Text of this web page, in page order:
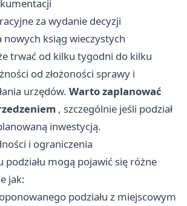
za wydanie decyzji
nowych ksiąg wieczystych
trwać od kilku tygodni do kilku
od złożoności sprawy i
urzędów. Warto zaplanować
, szczególnie jeśli podział
inwestycją.
i ograniczenia
podziału mogą pojawić się różne
jak:
podziału z miejscowym